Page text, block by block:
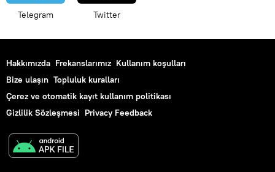
Telegram Twitter
Hakkımızda Frekanslarımız Kullanım koşulları
Bize ulaşın Topluluk kuralları
Çerez ve otomatik kayıt kullanım politikası
Gizlilik Sözleşmesi Privacy Feedback